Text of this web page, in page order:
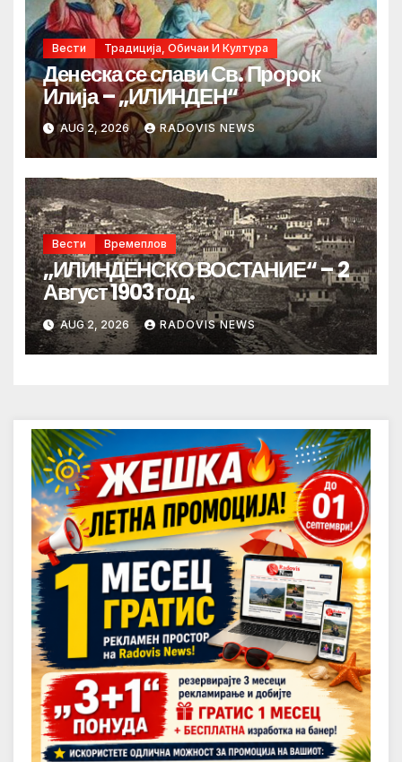
Вести Традиција, Обичаи И Култура
Денеска се слави Св. Пророк
Илија – „ИЛИНДЕН“
AUG 2, 2026 RADOVIS NEWS
Вести Времеплов
„ИЛИНДЕНСКО ВОСТАНИЕ“ – 2
Август 1903 год.
AUG 2, 2026 RADOVIS NEWS